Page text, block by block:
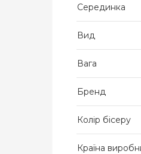
Серединка
Вид
Вага
Бренд
Колір бісеру
Країна